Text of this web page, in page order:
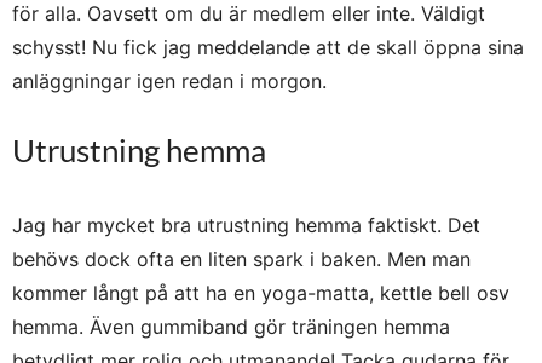
för alla. Oavsett om du är medlem eller inte. Väldigt
schysst! Nu fick jag meddelande att de skall öppna sina
anläggningar igen redan i morgon.
Utrustning hemma
Jag har mycket bra utrustning hemma faktiskt. Det
behövs dock ofta en liten spark i baken. Men man
kommer långt på att ha en yoga-matta, kettle bell osv
hemma. Även gummiband gör träningen hemma